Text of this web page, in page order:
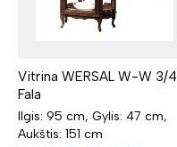
Vitrina WERSAL W-W 3/4
Fala
Ilgis: 95 cm, Gylis: 47 cm,
Aukštis: 151 cm